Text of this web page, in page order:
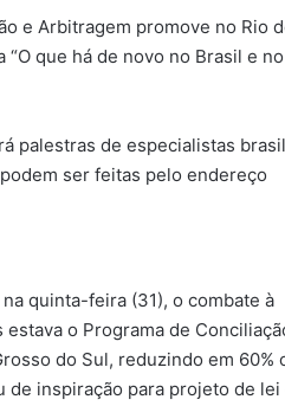
e Arbitragem promove no Rio
que há de novo no Brasil e no
palestras de especialistas
ser feitas pelo endereço
quinta-feira (31), o combate à
o Programa de
do Sul, reduzindo em 60%
de inspiração para projeto de lei